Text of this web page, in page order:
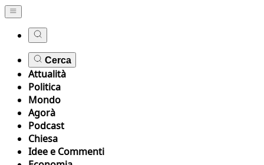
Cerca
Attualità
Politica
Mondo
Agorà
Podcast
Chiesa
Idee e Commenti